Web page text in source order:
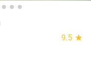
9.5 star